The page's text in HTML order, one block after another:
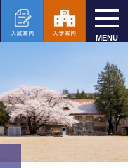
MENU